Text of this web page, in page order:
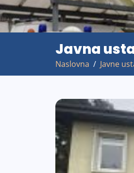
Javna
Naslovna Javne